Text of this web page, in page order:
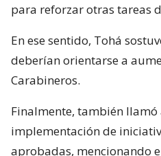
para reforzar otras tareas
En ese sentido, Tohá
deberían orientarse a
Carabineros.
Finalmente, también llamó
implementación de
aprobadas, mencionando